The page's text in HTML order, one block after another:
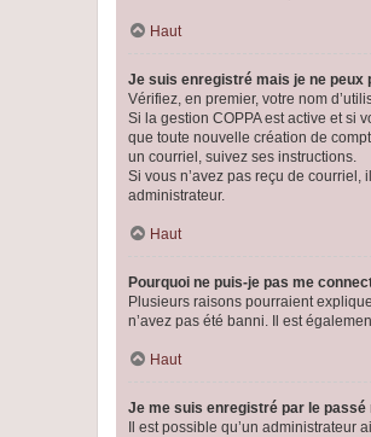
Haut
Je suis enregistré mais je ne peux
Vérifiez, en premier, votre nom
Si la gestion COPPA est active et si
que toute nouvelle création de
un courriel, suivez ses instructions.
Si vous n’avez pas reçu de
administrateur.
Haut
Pourquoi ne puis-je pas me
Plusieurs raisons pourraient
n’avez pas été banni. Il est
Haut
Je me suis enregistré par le
Il est possible qu’un